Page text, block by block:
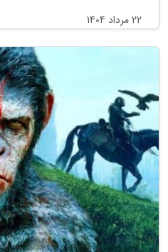
22 مرداد 1404